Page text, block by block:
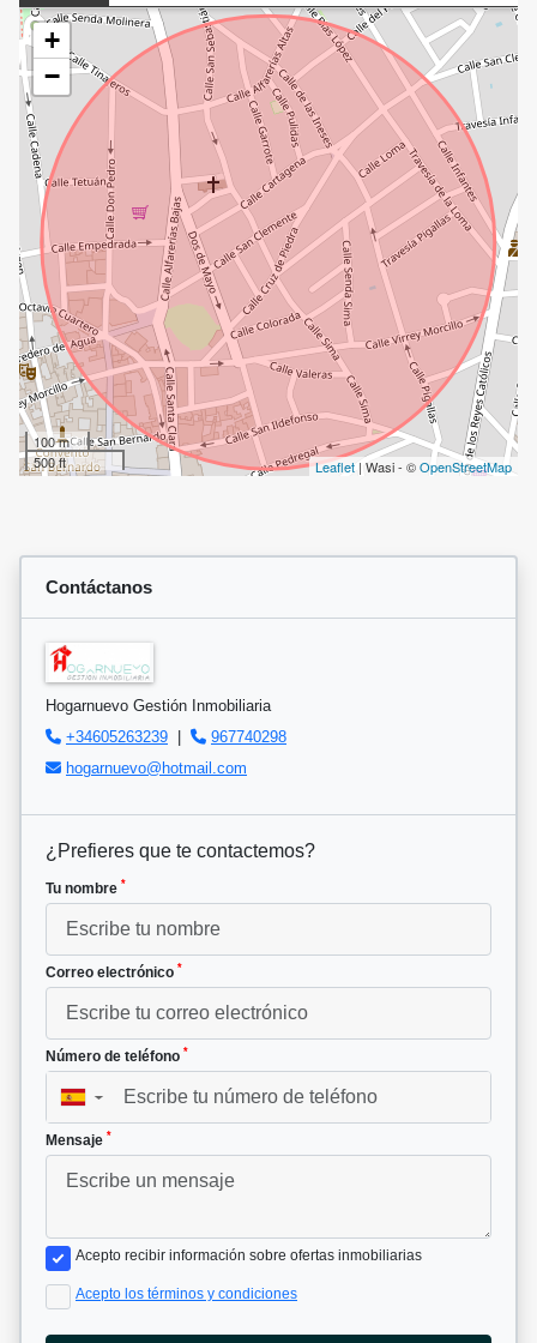
+
−
100 m
500 ft
Leaflet | Wasi - ©OpenStreetMap
Contáctanos
Hogarnuevo Gestión Inmobiliaria
+34605263239 |
967740298
hogarnuevo@hotmail.com
¿Prefieres que te contactemos?
Tu nombre *
Correo electrónico *
Número de teléfono *
▼
Mensaje *
Acepto recibir información sobre ofertas inmobiliarias
Acepto los términos y condiciones